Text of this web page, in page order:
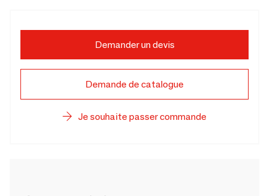
Demander un devis
Demande de catalogue
Je souhaite passer commande